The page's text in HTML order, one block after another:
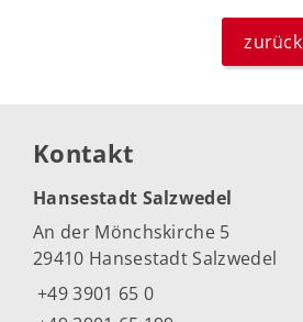
zurück
Kontakt
Hansestadt Salzwedel
An der Mönchskirche 5
29410 Hansestadt Salzwedel
+49 3901 65 0